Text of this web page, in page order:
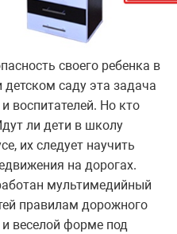
своего ребенка в
саду эта задача
воспитателей. Но кто
ли дети в школу
их следует научить
на дорогах.
мультимедийный
правилам дорожного
веселой форме под